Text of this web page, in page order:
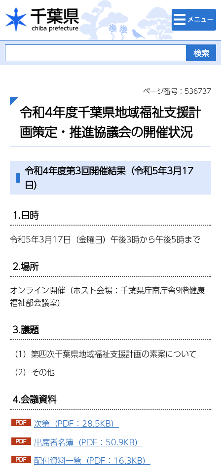
千葉県
検索・メニュ
ー
ページ番号：536737
令和4年度千葉県地域福祉支援計
画策定・推進協議会の開催状況
令和4年度第3回開催結果（令和5年3月17
日）
1.日時
令和5年3月17日（金曜日）午後3時から午後5時まで
2.場所
オンライン開催（ホスト会場：千葉県庁南庁舎9階健康
福祉部会議室）
3.議題
（1）第四次千葉県地域福祉支援計画の素案について
（2）その他
4.会議資料
次第（PDF：28.5KB）
出席者名簿（PDF：50.9KB）
配付資料一覧（PDF：16.3KB）